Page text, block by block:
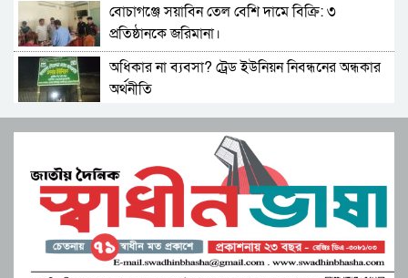
বোচাগঞ্জে সয়াবিন তেল বেশি দামে বিক্রি: ৩
প্রতিষ্ঠানকে জরিমানা।
অধিকার না ব্যবসা? ট্রেড ইউনিয়ন নিবন্ধনের অন্ধকার
অর্থনীতি
সেতাবগঞ্জ সরকারি পাইলট মডেল উচ্চ বিদ্যালয়ে
বাংলা নববর্ষ উপলক্ষে চিত্রাঙ্কন।
মনপুরার মেঘনায় মৎস্য অফিস কর্তৃক বিশেষ অভিযানে
পাঙ্গাশ মাছের পোনা ধ্বংসকারী চাই আটক!আগুনে
পুড়িয়ে ধ্বংস
জুলাই সনদ বাস্তবায়ন নিয়ে প্রশ্ন: রংপুরে ১১ দলের
বিক্ষোভ